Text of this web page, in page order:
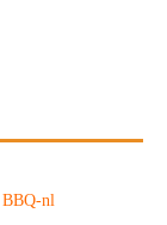
BBQ-nl